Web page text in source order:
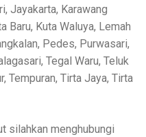
Jayakarta, Karawang
Baru, Kuta Waluya, Lemah
Pedes, Purwasari,
Tegal Waru, Teluk
Tempuran, Tirta Jaya, Tirta
silahkan menghubungi